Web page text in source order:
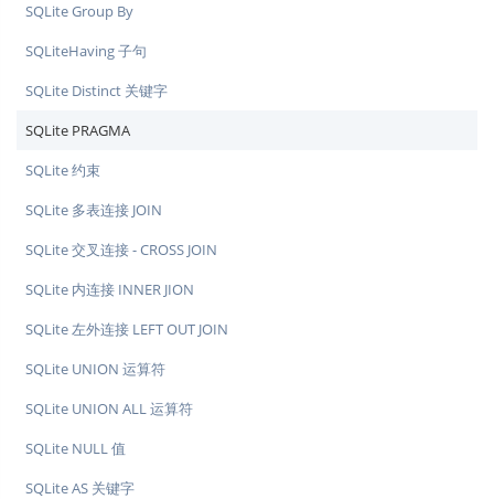
SQLite Group By
SQLiteHaving 子句
SQLite Distinct 关键字
SQLite PRAGMA
SQLite 约束
SQLite 多表连接 JOIN
SQLite 交叉连接 - CROSS JOIN
SQLite 内连接 INNER JION
SQLite 左外连接 LEFT OUT JOIN
SQLite UNION 运算符
SQLite UNION ALL 运算符
SQLite NULL 值
SQLite AS 关键字